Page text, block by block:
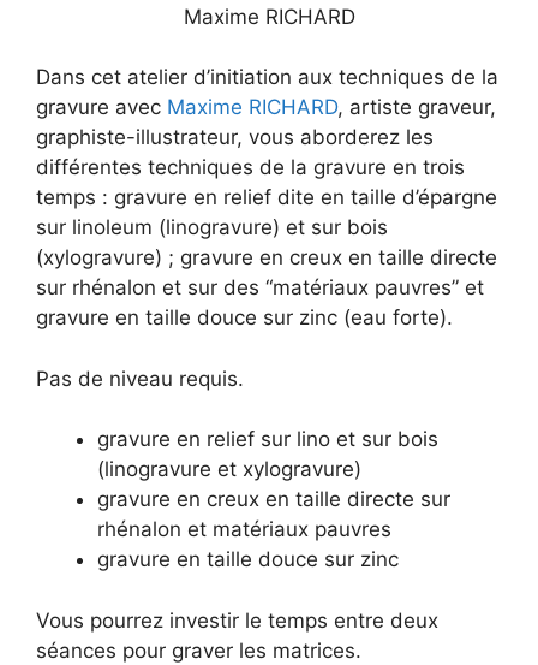
Maxime RICHARD
Dans cet atelier d’initiation aux techniques de la
gravure avec Maxime RICHARD, artiste graveur,
graphiste-illustrateur, vous aborderez les
différentes techniques de la gravure en trois
temps : gravure en relief dite en taille d’épargne
sur linoleum (linogravure) et sur bois
(xylogravure) ; gravure en creux en taille directe
sur rhénalon et sur des “matériaux pauvres” et
gravure en taille douce sur zinc (eau forte).
Pas de niveau requis.
gravure en relief sur lino et sur bois
(linogravure et xylogravure)
gravure en creux en taille directe sur
rhénalon et matériaux pauvres
gravure en taille douce sur zinc
Vous pourrez investir le temps entre deux
séances pour graver les matrices.